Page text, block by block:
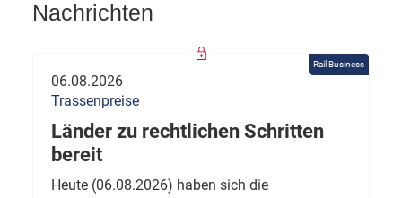
Nachrichten
Rail Business
06.08.2026
Trassenpreise
Länder zu rechtlichen Schritten
bereit
Heute (06.08.2026) haben sich die